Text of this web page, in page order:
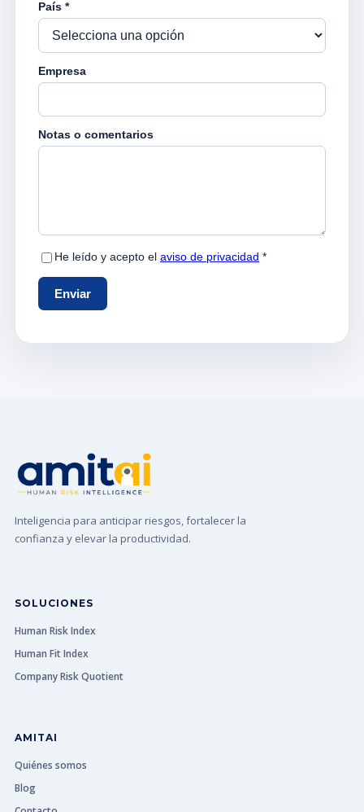
Inteligencia para anticipar riesgos, fortalecer la
confianza y elevar la productividad.
SOLUCIONES
Human Risk Index
Human Fit Index
Company Risk Quotient
AMITAI
Quiénes somos
Blog